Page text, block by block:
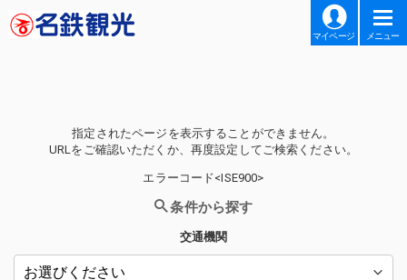
マイページ メニュー
指定されたページを表示することができません。
URLをご確認いただくか、再度設定してご検索ください。
エラーコード<ISE900>
条件から探す
交通機関